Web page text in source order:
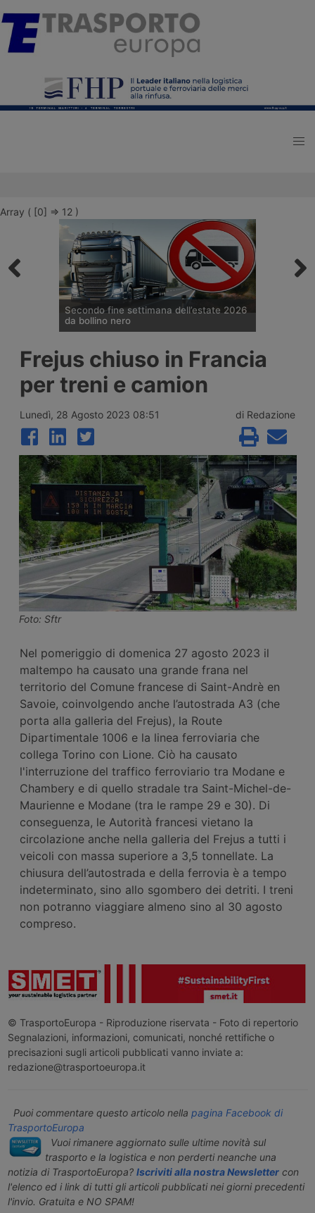
Array ( [0] => 12 )
Secondo fine settimana dell’estate 2026
da bollino nero
e potenziamento del personale Anas sulla
rete nazionale nel weekend che apre la
settimana di Ferragosto, con oltre 25
milioni di spostamenti attesi tra il 7 e il 9
Frejus chiuso in Francia
per treni e camion
Lunedì, 28 Agosto 2023 08:51 di Redazione
Foto: Sftr
Nel pomeriggio di domenica 27 agosto 2023 il
maltempo ha causato una grande frana nel
territorio del Comune francese di Saint-Andrè en
Savoie, coinvolgendo anche l’autostrada A3 (che
porta alla galleria del Frejus), la Route
Dipartimentale 1006 e la linea ferroviaria che
collega Torino con Lione. Ciò ha causato
l'interruzione del traffico ferroviario tra Modane e
Chambery e di quello stradale tra Saint-Michel-de-
Maurienne e Modane (tra le rampe 29 e 30). Di
conseguenza, le Autorità francesi vietano la
circolazione anche nella galleria del Frejus a tutti i
veicoli con massa superiore a 3,5 tonnellate. La
chiusura dell’autostrada e della ferrovia è a tempo
indeterminato, sino allo sgombero dei detriti. I treni
non potranno viaggiare almeno sino al 30 agosto
compreso.
© TrasportoEuropa - Riproduzione riservata - Foto di repertorio
Segnalazioni, informazioni, comunicati, nonché rettifiche o
precisazioni sugli articoli pubblicati vanno inviate a:
redazione@trasportoeuropa.it
Puoi commentare questo articolo nella pagina Facebook di
TrasportoEuropa
Vuoi rimanere aggiornato sulle ultime novità sul
trasporto e la logistica e non perderti neanche una
notizia di TrasportoEuropa? Iscriviti alla nostra Newslettercon
l'elenco ed i link di tutti gli articoli pubblicati nei giorni precedenti
l'invio. Gratuita e NO SPAM!